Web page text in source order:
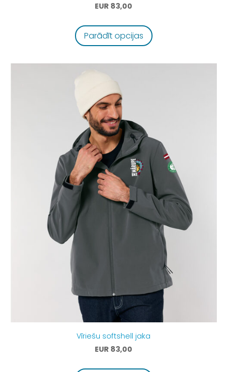
EUR 83,00
Parādīt opcijas
Vīriešu softshell jaka
EUR 83,00